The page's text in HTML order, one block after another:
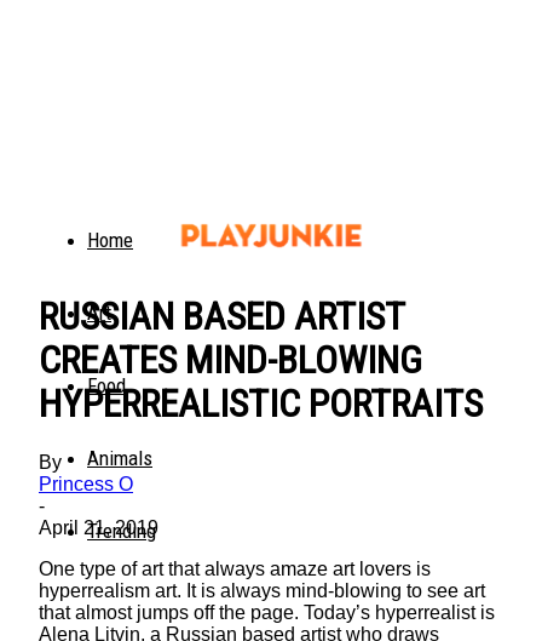
Home
Art
Food
Animals
Trending
RUSSIAN BASED ARTIST
CREATES MIND-BLOWING
HYPERREALISTIC PORTRAITS
By
Princess O
-
April 21, 2019
One type of art that always amaze art lovers is
hyperrealism art. It is always mind-blowing to see art
that almost jumps off the page. Today’s hyperrealist is
Alena Litvin, a Russian based artist who draws